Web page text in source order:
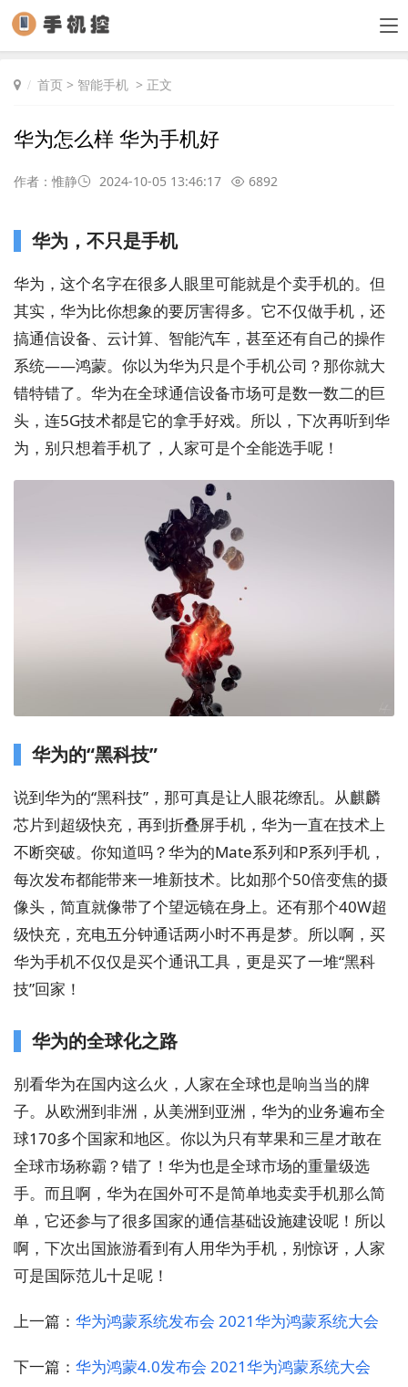
首页 > 智能手机 > 正文
华为怎么样 华为手机好
作者：惟静 2024-10-05 13:46:17 6892
华为，不只是手机
华为，这个名字在很多人眼里可能就是个卖手机的。但
其实，华为比你想象的要厉害得多。它不仅做手机，还
搞通信设备、云计算、智能汽车，甚至还有自己的操作
系统——鸿蒙。你以为华为只是个手机公司？那你就大
错特错了。华为在全球通信设备市场可是数一数二的巨
头，连5G技术都是它的拿手好戏。所以，下次再听到华
为，别只想着手机了，人家可是个全能选手呢！
华为的“黑科技”
说到华为的“黑科技”，那可真是让人眼花缭乱。从麒麟
芯片到超级快充，再到折叠屏手机，华为一直在技术上
不断突破。你知道吗？华为的Mate系列和P系列手机，
每次发布都能带来一堆新技术。比如那个50倍变焦的摄
像头，简直就像带了个望远镜在身上。还有那个40W超
级快充，充电五分钟通话两小时不再是梦。所以啊，买
华为手机不仅仅是买个通讯工具，更是买了一堆“黑科
技”回家！
华为的全球化之路
别看华为在国内这么火，人家在全球也是响当当的牌
子。从欧洲到非洲，从美洲到亚洲，华为的业务遍布全
球170多个国家和地区。你以为只有苹果和三星才敢在
全球市场称霸？错了！华为也是全球市场的重量级选
手。而且啊，华为在国外可不是简单地卖卖手机那么简
单，它还参与了很多国家的通信基础设施建设呢！所以
啊，下次出国旅游看到有人用华为手机，别惊讶，人家
可是国际范儿十足呢！
上一篇： 华为鸿蒙系统发布会 2021华为鸿蒙系统大会
下一篇： 华为鸿蒙4.0发布会 2021华为鸿蒙系统大会